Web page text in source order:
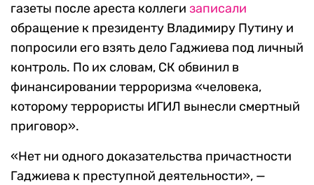
газеты после ареста коллеги записали
обращение к президенту Владимиру Путину и
попросили его взять дело Гаджиева под личный
контроль. По их словам, СК обвинил в
финансировании терроризма «человека,
которому террористы ИГИЛ вынесли смертный
приговор».
«Нет ни одного доказательства причастности
Гаджиева к преступной деятельности», —